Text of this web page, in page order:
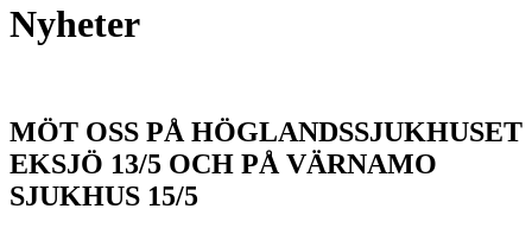
Nyheter
MÖT OSS PÅ HÖGLANDSSJUKHUSET
EKSJÖ 13/5 OCH PÅ VÄRNAMO
SJUKHUS 15/5